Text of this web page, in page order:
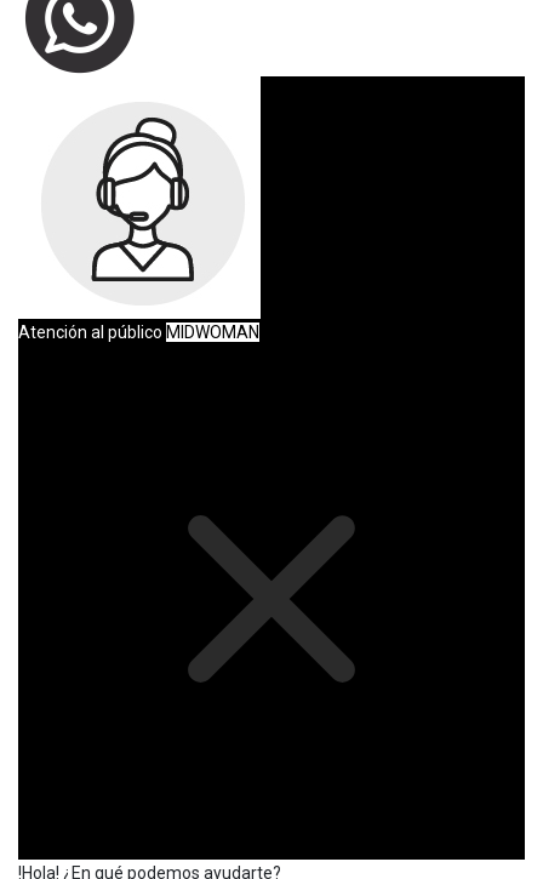
Atención al público MIDWOMAN
!Hola! ¿En qué podemos ayudarte?